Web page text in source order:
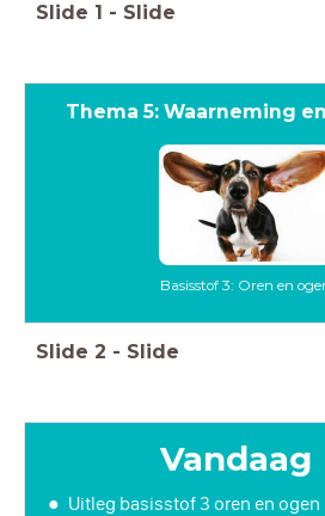
Slide 1 - Slide
Thema 5: Waarneming
Basisstof 3: Oren en
Slide 2 - Slide
Vandaag
Uitleg basisstof 3 oren en ogen